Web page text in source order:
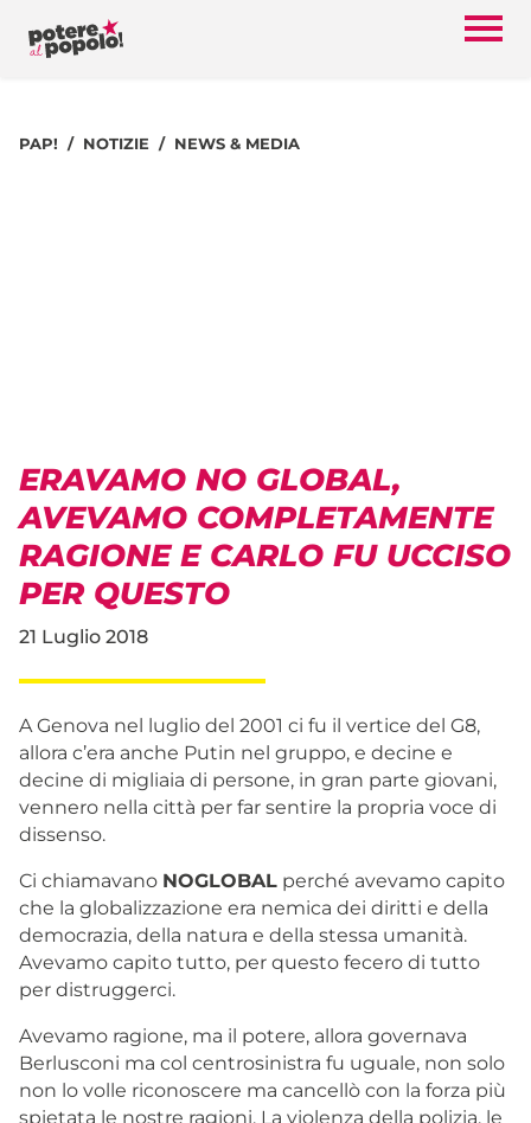
PAP! NOTIZIE NEWS & MEDIA
ERAVAMO NO GLOBAL,
AVEVAMO COMPLETAMENTE
RAGIONE E CARLO FU UCCISO
PER QUESTO
21 Luglio 2018
A Genova nel luglio del 2001 ci fu il vertice del G8,
allora c’era anche Putin nel gruppo, e decine e
decine di migliaia di persone, in gran parte giovani,
vennero nella città per far sentire la propria voce di
dissenso.
Ci chiamavano NOGLOBAL perché avevamo capito
che la globalizzazione era nemica dei diritti e della
democrazia, della natura e della stessa umanità.
Avevamo capito tutto, per questo fecero di tutto
per distruggerci.
Avevamo ragione, ma il potere, allora governava
Berlusconi ma col centrosinistra fu uguale, non solo
non lo volle riconoscere ma cancellò con la forza più
spietata le nostre ragioni. La violenza della polizia, le